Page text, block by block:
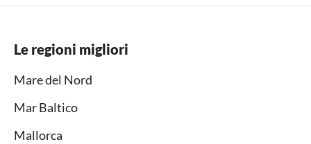
Le regioni migliori
Mare del Nord
Mar Baltico
Mallorca